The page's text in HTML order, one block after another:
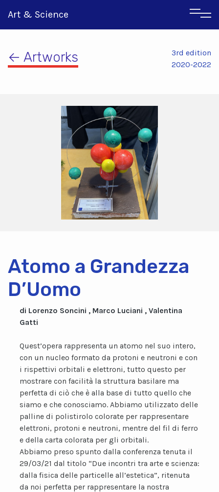
Art & Science
← Artworks
3rd edition
2020-2022
Atomo a Grandezza
D’Uomo
di Lorenzo Soncini , Marco Luciani , Valentina
Gatti
Quest’opera rappresenta un atomo nel suo intero,
con un nucleo formato da protoni e neutroni e con
i rispettivi orbitali e elettroni, tutto questo per
mostrare con facilità la struttura basilare ma
perfetta di ciò che è alla base di tutto quello che
siamo e che conosciamo. Abbiamo utilizzato delle
palline di polistirolo colorate per rappresentare
elettroni, protoni e neutroni, mentre del fil di ferro
e della carta colorata per gli orbitali.
Abbiamo preso spunto dalla conferenza tenuta il
29/03/21 dal titolo “Due incontri tra arte e scienza:
dalla fisica delle particelle all’estetica”, ritenuta
da noi perfetta per rappresentare la nostra